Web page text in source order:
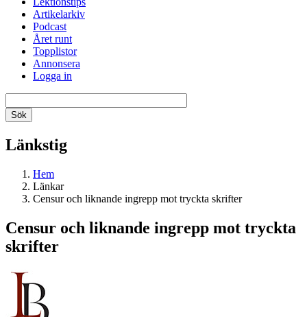
Artikelarkiv
Podcast
Året runt
Topplistor
Annonsera
Logga in
Länkstig
Hem
Länkar
Censur och liknande ingrepp mot tryckta skrifter
Censur och liknande ingrepp mot tryckta
skrifter